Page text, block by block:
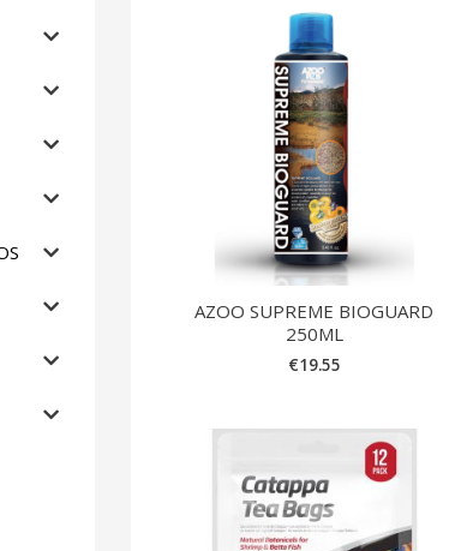
AZOO SUPREME BIOGUARD
250ML
€19.55